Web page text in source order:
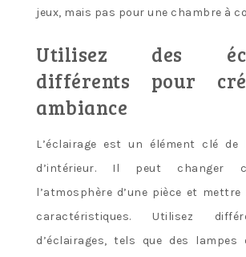
jeux, mais pas pour une chambre à
Utilisez des
différents pour
ambiance
L’éclairage est un élément clé de
d’intérieur. Il peut changer
l’atmosphère d’une pièce et mettre
caractéristiques. Utilisez
d’éclairages, tels que des lampes